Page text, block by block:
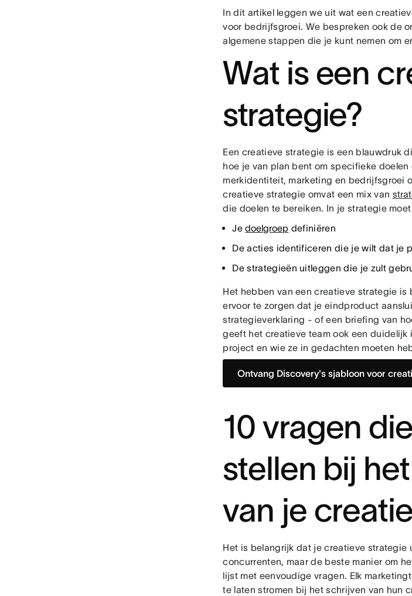
In dit artikel leggen we uit wat een
voor bedrijfsgroei. We bespreken ook de
algemene stappen die je kunt nemen om
Wat is een
strategie?
Een creatieve strategie is een blauwdruk
hoe je van plan bent om specifieke
merkidentiteit, marketing en bedrijfsgroei
creatieve strategie omvat een mix van
die doelen te bereiken. In je strategie moet
Jedoelgroep definiëren
De acties identificeren die je wilt dat je
De strategieën uitleggen die je zult
Het hebben van een creatieve strategie
ervoor te zorgen dat je eindproduct
strategieverklaring - of een briefing van
geeft het creatieve team ook een duidelijk
project en wie ze in gedachten moeten
Ontvang Discovery's sjabloon voor
10 vragen
stellen bij
van je
Het is belangrijk dat je creatieve strategie
concurrenten, maar de beste manier om
lijst met eenvoudige vragen. Elk
te laten stromen bij het schrijven van hun